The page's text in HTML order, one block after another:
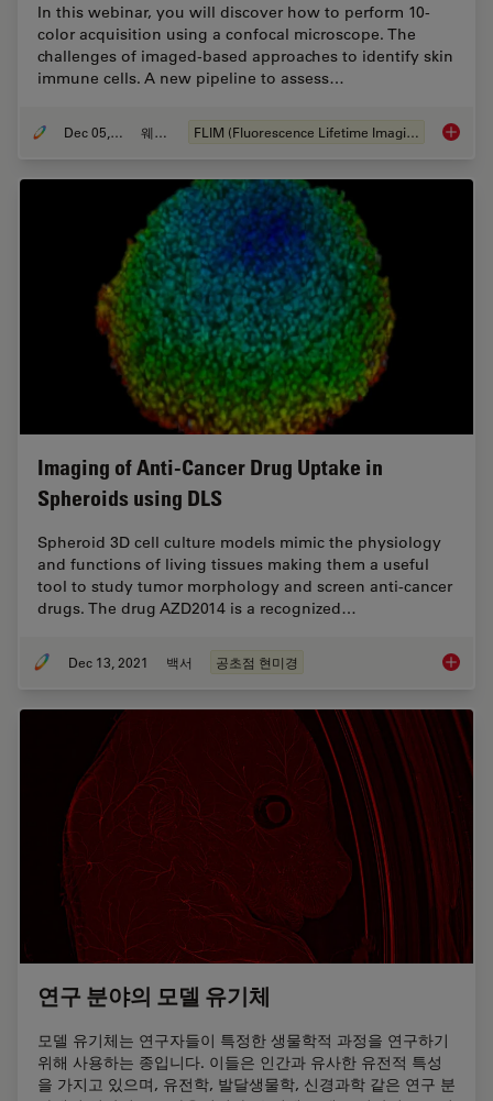
In this webinar, you will discover how to perform 10-
color acquisition using a confocal microscope. The
challenges of imaged-based approaches to identify skin
immune cells. A new pipeline to assess…
Dec 05, 2022 웨비나 FLIM (Fluorescence Lifetime Imaging Microscopy) Virtual
Imaging of Anti-Cancer Drug Uptake in
Spheroids using DLS
Spheroid 3D cell culture models mimic the physiology
and functions of living tissues making them a useful
tool to study tumor morphology and screen anti-cancer
drugs. The drug AZD2014 is a recognized…
Dec 13, 2021 백서 공초점 현미경
연구 분야의 모델 유기체
모델 유기체는 연구자들이 특정한 생물학적 과정을 연구하기
위해 사용하는 종입니다. 이들은 인간과 유사한 유전적 특성
을 가지고 있으며, 유전학, 발달생물학, 신경과학 같은 연구 분